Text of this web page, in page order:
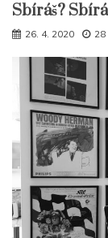
Sbíráš?
26. 4. 2020